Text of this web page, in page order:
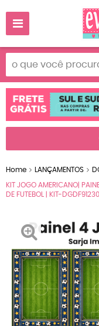
Home LANÇAMENTOS
KIT JOGO AMERICANO|
DE FUTEBOL | KIT-